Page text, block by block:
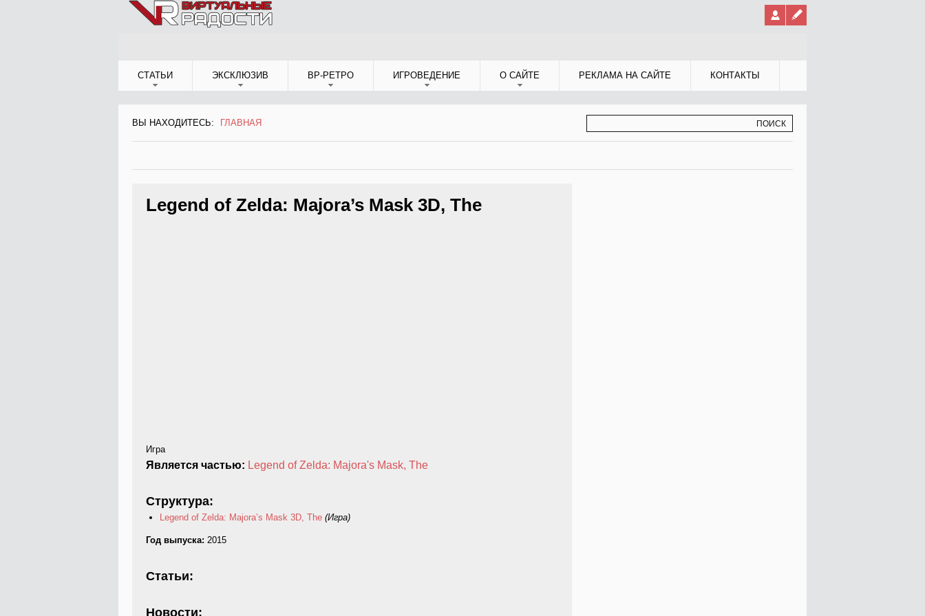
СТАТЬИ ЭКСКЛЮЗИВ ВР-РЕТРО ИГРОВЕДЕНИЕ О САЙТЕ РЕКЛАМА НА САЙТЕ КОНТАКТЫ
ВЫ НАХОДИТЕСЬ:
ВЫ НАХОДИТЕСЬ
ГЛАВНАЯ
Legend of Zelda: Majora’s Mask 3D, The
Игра
Является частью: Legend of Zelda: Majora's Mask, The
Структура:
Legend of Zelda: Majora’s Mask 3D, The (Игра)
Год выпуска: 2015
Статьи:
Новости: